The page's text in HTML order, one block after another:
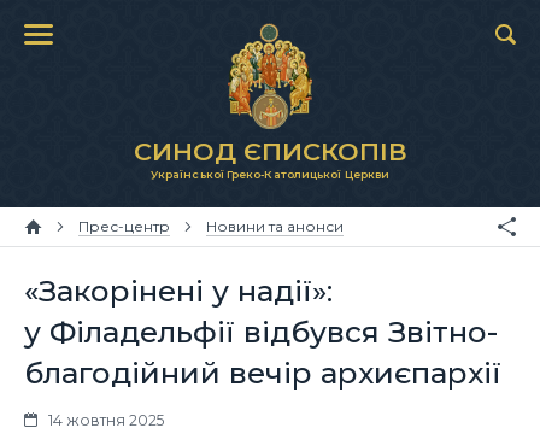
СИНОД ЄПИСКОПІВ
Української Греко-Католицької Церкви
Прес-центр Новини та анонси
«Закорінені у надії»:
у Філадельфії відбувся Звітно-
благодійний вечір архиєпархії
14 жовтня 2025